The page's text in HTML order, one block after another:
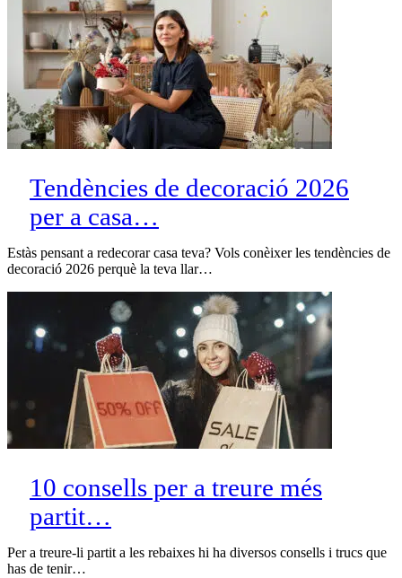
Tendències de decoració 2026
per a casa…
Estàs pensant a redecorar casa teva? Vols conèixer les tendències de
decoració 2026 perquè la teva llar…
10 consells per a treure més
partit…
Per a treure-li partit a les rebaixes hi ha diversos consells i trucs que
has de tenir…